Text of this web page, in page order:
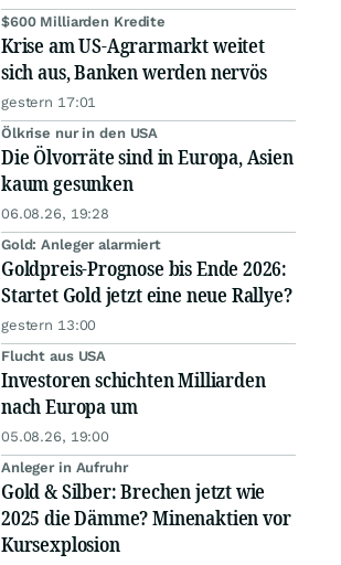
$600 Milliarden Kredite
Krise am US-Agrarmarkt weitet
sich aus, Banken werden nervös
gestern 17:01
Ölkrise nur in den USA
Die Ölvorräte sind in Europa, Asien
kaum gesunken
06.08.26, 19:28
Gold: Anleger alarmiert
Goldpreis-Prognose bis Ende 2026:
Startet Gold jetzt eine neue Rallye?
gestern 13:00
Flucht aus USA
Investoren schichten Milliarden
nach Europa um
05.08.26, 19:00
Anleger in Aufruhr
Gold & Silber: Brechen jetzt wie
2025 die Dämme? Minenaktien vor
Kursexplosion